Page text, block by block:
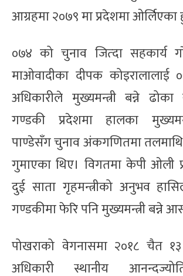
आग्रहमा २०७९ मा प्रदेशमा ओर्लिएका
०७४ को चुनाव जित्दा सहकार्य
माओवादीका दीपक कोइरालालाई
अधिकारीले मुख्यमन्त्री बन्ने
गण्डकी प्रदेशमा हालका
पाण्डेसँग चुनाव अंकगणितमा तलमाथि
गुमाएका थिए। विगतमा केपी ओली
दुई साता गृहमन्त्रीको अनुभव
गण्डकीमा फेरि पनि मुख्यमन्त्री बन्ने
पोखराको वेगनासमा २०१८ चैत
अधिकारी स्थानीय